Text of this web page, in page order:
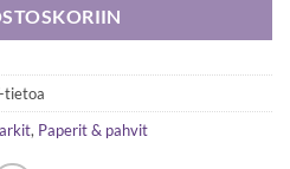
tietoa
, Paperit & pahvit